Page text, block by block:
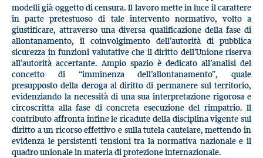
modelli già oggetto di censura. Il lavoro mette in luce il carattere
in parte pretestuoso di tale intervento normativo, volto a
giustificare, attraverso una diversa qualificazione della fase di
allontanamento, il coinvolgimento dell’autorità di pubblica
sicurezza in funzioni valutative che il diritto dell’Unione riserva
all’autorità accertante. Ampio spazio è dedicato all’analisi del
concetto di “imminenza dell’allontanamento”, quale
presupposto della deroga al diritto di permanere sul territorio,
evidenziando la necessità di una sua interpretazione rigorosa e
circoscritta alla fase di concreta esecuzione del rimpatrio. Il
contributo affronta infine le ricadute della disciplina vigente sul
diritto a un ricorso effettivo e sulla tutela cautelare, mettendo in
evidenza le persistenti tensioni tra la normativa nazionale e il
quadro unionale in materia di protezione internazionale.